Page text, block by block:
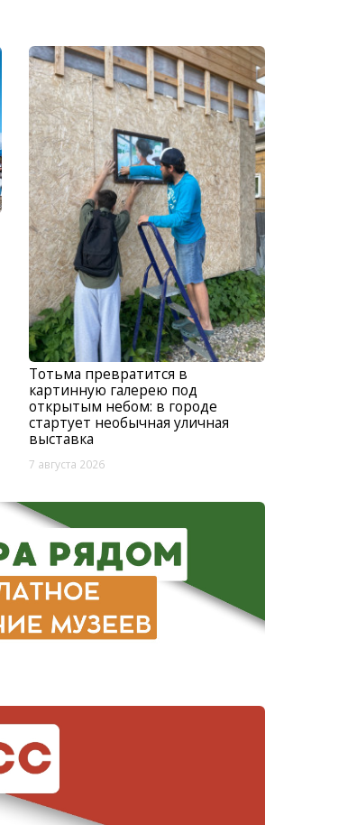
Тотьма превратится в
картинную галерею под
открытым небом: в городе
стартует необычная уличная
выставка
7 августа 2026